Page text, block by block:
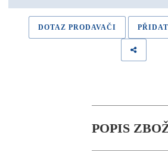
DOTAZ PRODAVAČI
POPIS